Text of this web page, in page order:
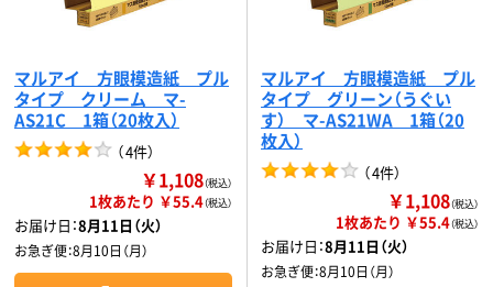
マルアイ 方眼模造紙 プル
タイプ クリーム マ-
AS21C 1箱（20枚入）
（4件）
￥1,108（税込）
1枚あたり ￥55.4（税込）
お届け日：8月11日（火）
お急ぎ便：8月10日（月）
マルアイ 方眼模造紙 プル
タイプ グリーン（うぐい
す） マ-AS21WA 1箱（20
枚入）
（4件）
￥1,108（税込）
1枚あたり ￥55.4（税込）
お届け日：8月11日（火）
お急ぎ便：8月10日（月）